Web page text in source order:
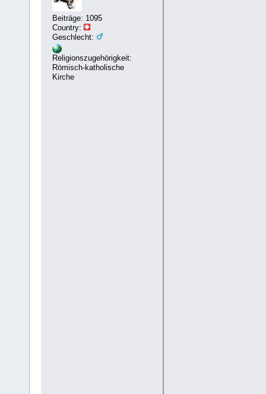
Beiträge: 1095
Country:
Geschlecht:
Religionszugehörigkeit:
Römisch-katholische
Kirche